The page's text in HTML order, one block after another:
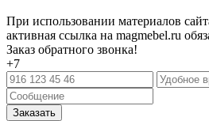
При использовании материалов
активная ссылка на magmebel.ru
Заказ обратного звонка!
+7